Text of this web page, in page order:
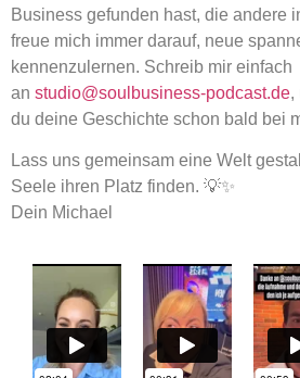
Business gefunden hast, die andere
freue mich immer darauf, neue
kennenzulernen. Schreib mir einfach
an studio@soulbusiness-podcast.de,
du deine Geschichte schon bald bei
Lass uns gemeinsam eine Welt
Seele ihren Platz finden. 💡✨
Dein Michael